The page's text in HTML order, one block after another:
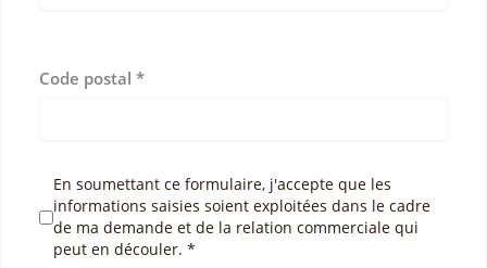
Code postal *
En soumettant ce formulaire, j'accepte que les
informations saisies soient exploitées dans le cadre
de ma demande et de la relation commerciale qui
peut en découler. *